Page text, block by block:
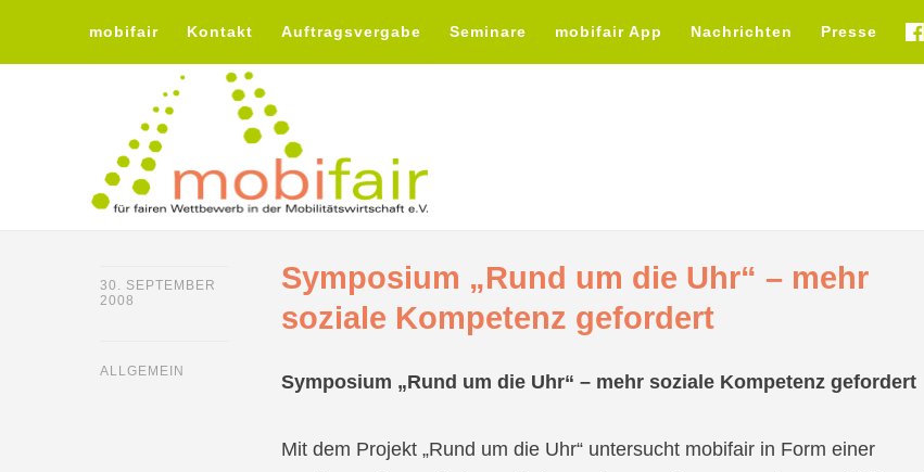
mobifair Kontakt Auftragsvergabe Seminare mobifair App Nachrichten Presse fb
30. SEPTEMBER
2008
ALLGEMEIN
Symposium „Rund um die Uhr“ – mehr
soziale Kompetenz gefordert
Symposium „Rund um die Uhr“ – mehr soziale Kompetenz gefordert
Mit dem Projekt „Rund um die Uhr“ untersucht mobifair in Form einer